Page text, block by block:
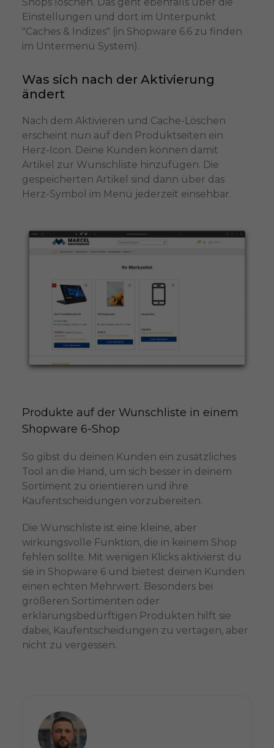
Einstellungen und dort im Unterpunkt
"Caches & Indizes" (in Shopware 6.6 zu finden
im Untermenü System).
Was sich nach der Aktivierung
ändert
Nach dem Aktivieren und Cache-Löschen
erscheint nun auf den Produktseiten ein
Herz-Icon. Deine Kunden können damit
Artikel zur Wunschliste hinzufügen. Die
gespeicherten Artikel sind dann über das
Herz-Symbol im Menü jederzeit einsehbar.
Produkte auf der Wunschliste in einem
Shopware 6-Shop
So gibst du deinen Kunden ein zusätzliches
Tool an die Hand, um sich besser in deinem
Sortiment zu orientieren und ihre
Kaufentscheidungen vorzubereiten.
Die Wunschliste ist eine kleine, aber
wirkungsvolle Funktion, die in keinem Shop
fehlen sollte. Mit wenigen Klicks aktivierst du
sie in Shopware 6 und bietest deinen Kunden
einen echten Mehrwert. Besonders bei
größeren Sortimenten oder
erklärungsbedürftigen Produkten hilft sie
dabei, Kaufentscheidungen zu vertagen, aber
nicht zu vergessen.